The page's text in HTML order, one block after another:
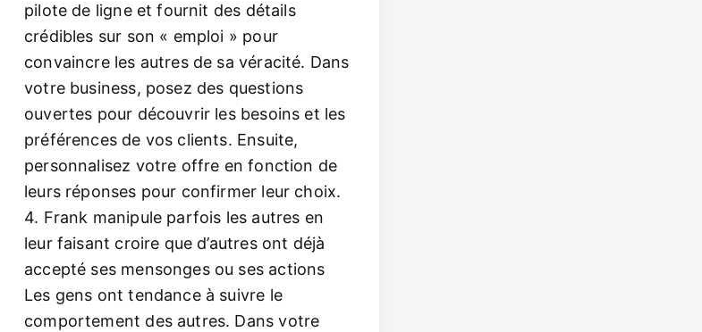
pilote de ligne et fournit des détails
crédibles sur son « emploi » pour
convaincre les autres de sa véracité. Dans
votre business, posez des questions
ouvertes pour découvrir les besoins et les
préférences de vos clients. Ensuite,
personnalisez votre offre en fonction de
leurs réponses pour confirmer leur choix.
4. Frank manipule parfois les autres en
leur faisant croire que d’autres ont déjà
accepté ses mensonges ou ses actions
Les gens ont tendance à suivre le
comportement des autres. Dans votre